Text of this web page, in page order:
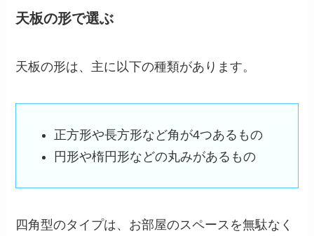
天板の形で選ぶ
天板の形は、主に以下の種類があります。
正方形や長方形など角が4つあるもの
円形や楕円形などの丸みがあるもの
四角型のタイプは、お部屋のスペースを無駄なく